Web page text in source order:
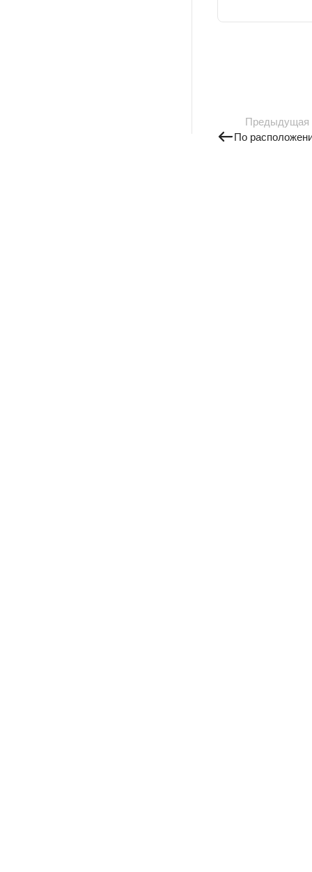
Предыдущая
По